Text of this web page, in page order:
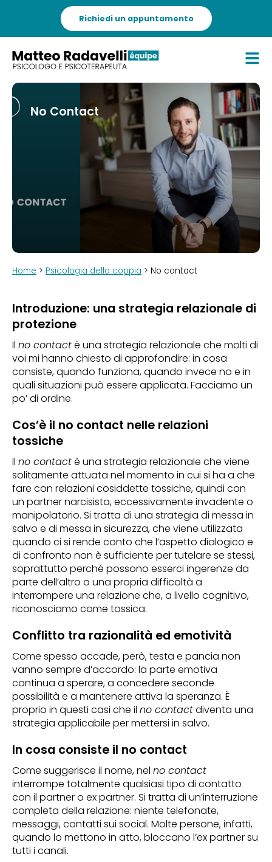
Richiedi un appuntamento
No Contact
Home > Psicologia della coppia > No contact
Introduzione: una strategia relazionale di
protezione
Il no contactè una strategia relazionale che molti di
voi mi hanno chiesto di approfondire: in cosa
consiste, quando funziona, quando invece no e in
quali situazioni può essere applicata. Facciamo un
po’ di ordine.
Cos’è il no contact nelle relazioni
tossiche
Il no contactè una strategia relazionale che viene
solitamente attuata nel momento in cui si ha a che
fare con relazioni cosiddette tossiche, quindi con
un partner narcisista, eccessivamente invadente o
manipolatorio. Si tratta di una strategia di messa in
salvo e di messa in sicurezza, che viene utilizzata
quando ci si rende conto che l’aspetto dialogico e
di confronto non è sufficiente per tutelare se stessi,
soprattutto perché possono esserci ingerenze da
parte dell’altro o una propria difficoltà a
interrompere una relazione che, a livello cognitivo,
riconosciamo come tossica.
Conflitto tra razionalità ed emotività
Come spesso accade, però, testa e pancia non
vanno sempre d’accordo: la parte emotiva
continua a sperare, a concedere seconde
possibilità e a mantenere attiva la speranza. È
proprio in questi casi che il no contactdiventa una
strategia applicabile per mettersi in salvo.
In cosa consiste il no contact
Come suggerisce il nome, nel no contact
interrompe totalmente qualsiasi tipo di contatto
con il partner o ex partner. Si tratta di un’interruzione
completa della relazione: niente telefonate,
messaggi, contatti sui social. Molte persone, infatti,
quando lo mettono in atto, bloccano l’ex partner su
tutti i canali.